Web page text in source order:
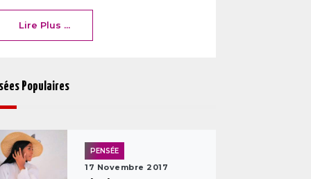
Lire Plus ...
Populaires
PENSÉE
17 Novembre 2017